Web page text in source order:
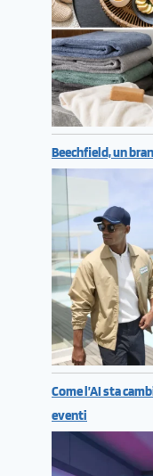
Beechfield, un
Come l’AI sta
eventi